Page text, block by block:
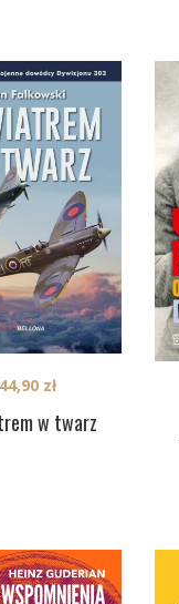
w twarz
44,90 zł